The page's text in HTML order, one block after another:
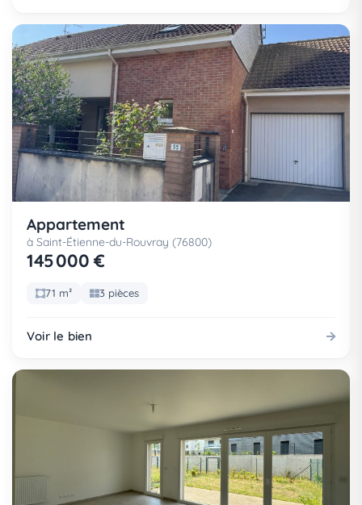
Appartement
à Saint-Étienne-du-Rouvray (76800)
145 000 €
71 m² 3 pièces
Voir le bien